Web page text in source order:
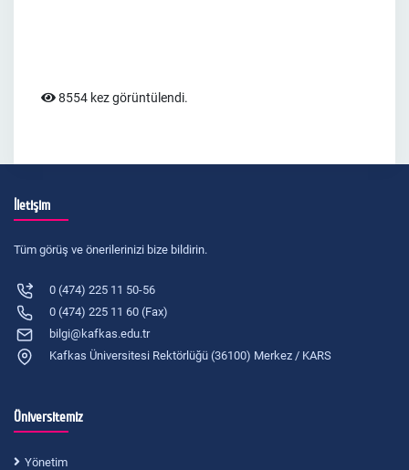
8554 kez görüntülendi.
İletişim
Tüm görüş ve önerilerinizi bize bildirin.
0 (474) 225 11 50-56
0 (474) 225 11 60 (Fax)
bilgi@kafkas.edu.tr
Kafkas Üniversitesi Rektörlüğü (36100) Merkez / KARS
Üniversitemiz
Yönetim